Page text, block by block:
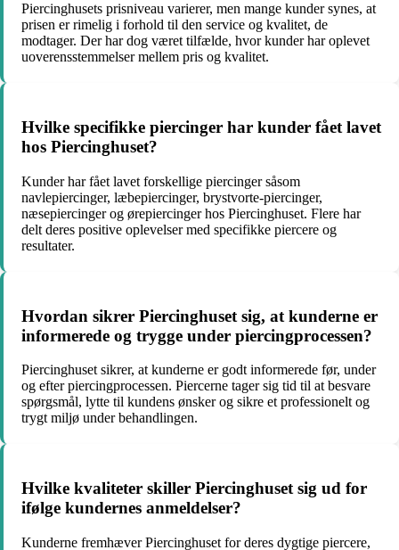
Piercinghusets prisniveau varierer, men mange kunder synes, at
prisen er rimelig i forhold til den service og kvalitet, de
modtager. Der har dog været tilfælde, hvor kunder har oplevet
uoverensstemmelser mellem pris og kvalitet.
Hvilke specifikke piercinger har kunder fået lavet
hos Piercinghuset?
Kunder har fået lavet forskellige piercinger såsom
navlepiercinger, læbepiercinger, brystvorte-piercinger,
næsepiercinger og ørepiercinger hos Piercinghuset. Flere har
delt deres positive oplevelser med specifikke piercere og
resultater.
Hvordan sikrer Piercinghuset sig, at kunderne er
informerede og trygge under piercingprocessen?
Piercinghuset sikrer, at kunderne er godt informerede før, under
og efter piercingprocessen. Piercerne tager sig tid til at besvare
spørgsmål, lytte til kundens ønsker og sikre et professionelt og
trygt miljø under behandlingen.
Hvilke kvaliteter skiller Piercinghuset sig ud for
ifølge kundernes anmeldelser?
Kunderne fremhæver Piercinghuset for deres dygtige piercere,